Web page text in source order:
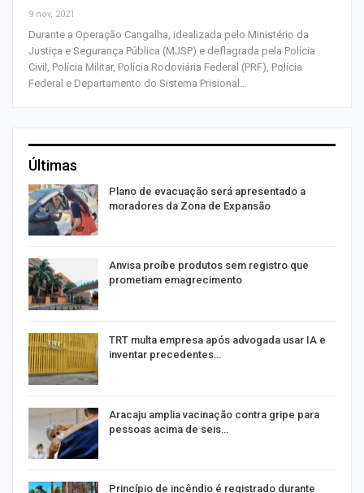
9 nov, 2021
Durante a Operação Cangalha, idealizada pelo Ministério da
Justiça e Segurança Pública (MJSP) e deflagrada pela Polícia
Civil, Polícia Militar, Polícia Rodoviária Federal (PRF), Polícia
Federal e Departamento do Sistema Prisional…
Últimas
Plano de evacuação será apresentado a
moradores da Zona de Expansão
Anvisa proíbe produtos sem registro que
prometiam emagrecimento
TRT multa empresa após advogada usar IA e
inventar precedentes…
Aracaju amplia vacinação contra gripe para
pessoas acima de seis…
Princípio de incêndio é registrado durante